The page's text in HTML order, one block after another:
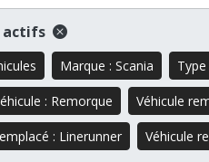
actifs
Marque : Scania
: Remorque Véhicule
: Linerunner Véhicule